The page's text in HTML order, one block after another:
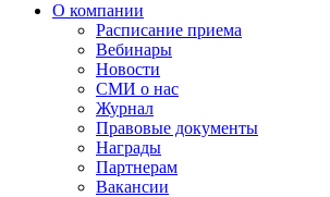
О компании
Расписание приема
Вебинары
Новости
СМИ о нас
Журнал
Правовые документы
Награды
Партнерам
Вакансии